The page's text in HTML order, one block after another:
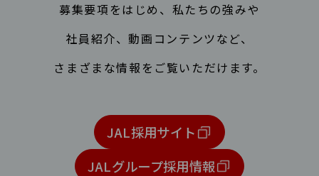
募集要項をはじめ、私たちの強みや
社員紹介、動画コンテンツなど、
さまざまな情報をご覧いただけます。
JAL採用サイト
JALグループ採用情報